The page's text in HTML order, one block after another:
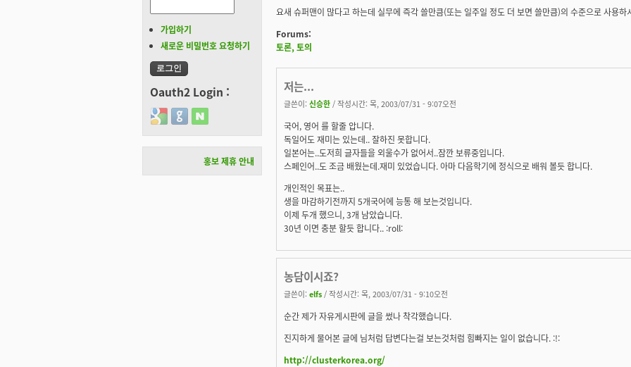
요새 슈퍼맨이 많다고 하는데 실무에 즉각 쓸만큼(또는 일주일 정도 더 보면 쓸만큼)의 수준으로 사용
Forums:
토론, 토의
저는...
글쓴이: 신승한 / 작성시간: 목, 2003/07/31 - 9:07오전
국어, 영어 를 할줄 압니다.
독일어도 재미는 있는데.. 잘하진 못합니다.
일본어는..도저희 글자들을 외울수가 없어서..잠깐 보류중입니다.
스페인어..도 조금 배웠는데.재미 있었습니다. 아마 다음학기에 정식으로 배워 볼듯 합니다.
개인적인 목표는..
생을 마감하기전까지 5개국어에 능통 해 보는것입니다.
이제 두개 했으니, 3개 남았습니다.
30년 이면 충분 할듯 합니다.. :roll:
농담이시죠?
글쓴이: elfs / 작성시간: 목, 2003/07/31 - 9:10오전
순간 제가 자유게시판에 글을 썼나 착각했습니다.
진지하게 물어본 글에 님처럼 답변다는걸 보는것처럼 힘빠지는 일이 없습니다. :!:
http://clusterkorea.org/
가입하기
새로운 비밀번호 요청하기
Oauth2 Login :
Login with Google
Login with GitHub
Login with Naver
홍보 제휴 안내